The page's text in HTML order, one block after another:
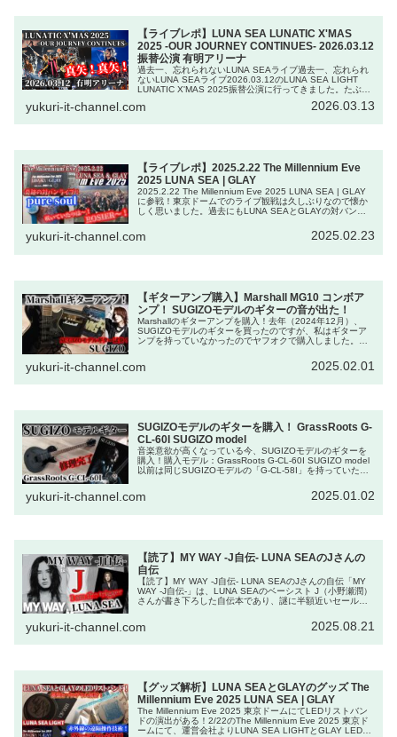
【ライブレポ】LUNA SEA LUNATIC X'MAS
2025 -OUR JOURNEY CONTINUES- 2026.03.12
振替公演 有明アリーナ
過去一、忘れられないLUNA SEAライブ過去一、忘れられ
ないLUNA SEAライブ2026.03.12のLUNA SEA LIGHT
LUNATIC X'MAS 2025振替公演に行ってきました。たぶ
yukuri-it-channel.com 2026.03.13
【ライブレポ】2025.2.22 The Millennium Eve
2025 LUNA SEA | GLAY
2025.2.22 The Millennium Eve 2025 LUNA SEA | GLAY
に参戦！東京ドームでのライブ観戦は久しぶりなので懐か
しく思いました。過去にもLUNA SEAとGLAYの対バンラ
yukuri-it-channel.com 2025.02.23
【ギターアンプ購入】Marshall MG10 コンボア
ンプ！ SUGIZOモデルのギターの音が出た！
Marshallのギターアンプを購入！去年（2024年12月）、
SUGIZOモデルのギターを買ったのですが、私はギターア
ンプを持っていなかったのでヤフオクで購入しました。購
yukuri-it-channel.com 2025.02.01
SUGIZOモデルのギターを購入！ GrassRoots G-
CL-60I SUGIZO model
音楽意欲が高くなっている今、SUGIZOモデルのギターを
購入！購入モデル：GrassRoots G-CL-60I SUGIZO model
以前は同じSUGIZOモデルの「G-CL-58I」を持っていたの
yukuri-it-channel.com 2025.01.02
【読了】MY WAY -J自伝- LUNA SEAのJさんの
自伝
【読了】MY WAY -J自伝- LUNA SEAのJさんの自伝「MY
WAY -J自伝-」は、LUNA SEAのベーシスト J（小野瀬潤）
さんが書き下ろした自伝本であり、謎に半額近いセールだ
yukuri-it-channel.com 2025.08.21
【グッズ解析】LUNA SEAとGLAYのグッズ The
Millennium Eve 2025 LUNA SEA | GLAY
The Millennium Eve 2025 東京ドームにてLEDリストバン
ドの演出がある！2/22のThe Millennium Eve 2025 東京ド
ームにて、運営会社よりLUNA SEA LIGHTとGLAY LEDリ